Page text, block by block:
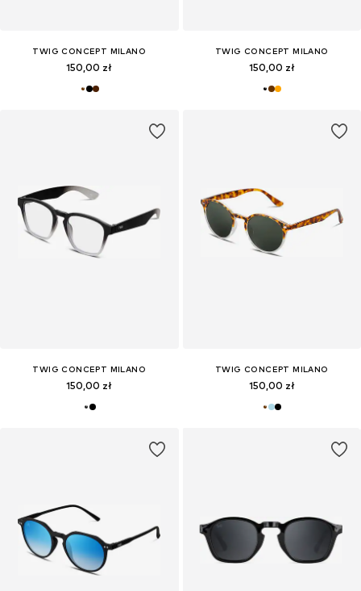
TWIG CONCEPT MILANO
150,00 zł
TWIG CONCEPT MILANO
150,00 zł
TWIG CONCEPT MILANO
150,00 zł
TWIG CONCEPT MILANO
150,00 zł